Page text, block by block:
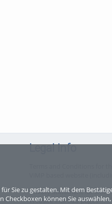
Sie zu gestalten. Mit dem
können Sie
Legal Info
Privacy Statement for this
Website incl. Sub-pages